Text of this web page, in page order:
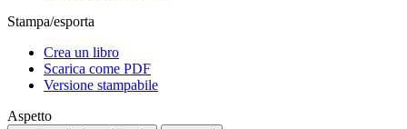
Stampa/esporta
Crea un libro
Scarica come PDF
Versione stampabile
Aspetto